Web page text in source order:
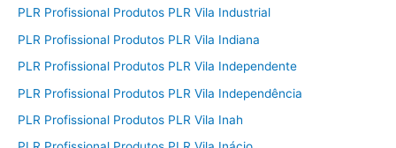
PLR Profissional Produtos PLR Vila Industrial
PLR Profissional Produtos PLR Vila Indiana
PLR Profissional Produtos PLR Vila Independente
PLR Profissional Produtos PLR Vila Independência
PLR Profissional Produtos PLR Vila Inah